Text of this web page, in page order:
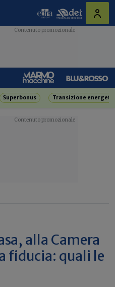
Superbonus Transizione
alla Camera
fiducia: quali le